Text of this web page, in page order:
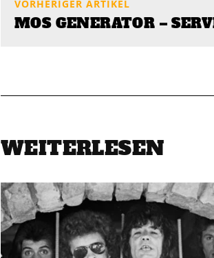
VORHERIGER ARTIKEL
MOS GENERATOR –
WEITERLESEN